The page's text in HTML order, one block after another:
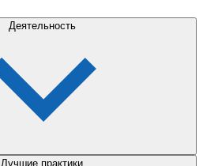
Деятельность
Лучшие практики